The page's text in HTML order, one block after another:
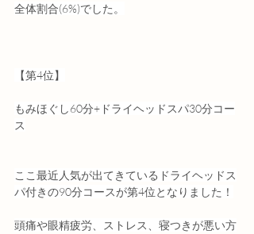
全体割合(6%)でした。
【第4位】
もみほぐし60分+ドライヘッドスパ30分コー
ス
ここ最近人気が出てきているドライヘッドス
パ付きの90分コースが第4位となりました！
頭痛や眼精疲労、ストレス、寝つきが悪い方